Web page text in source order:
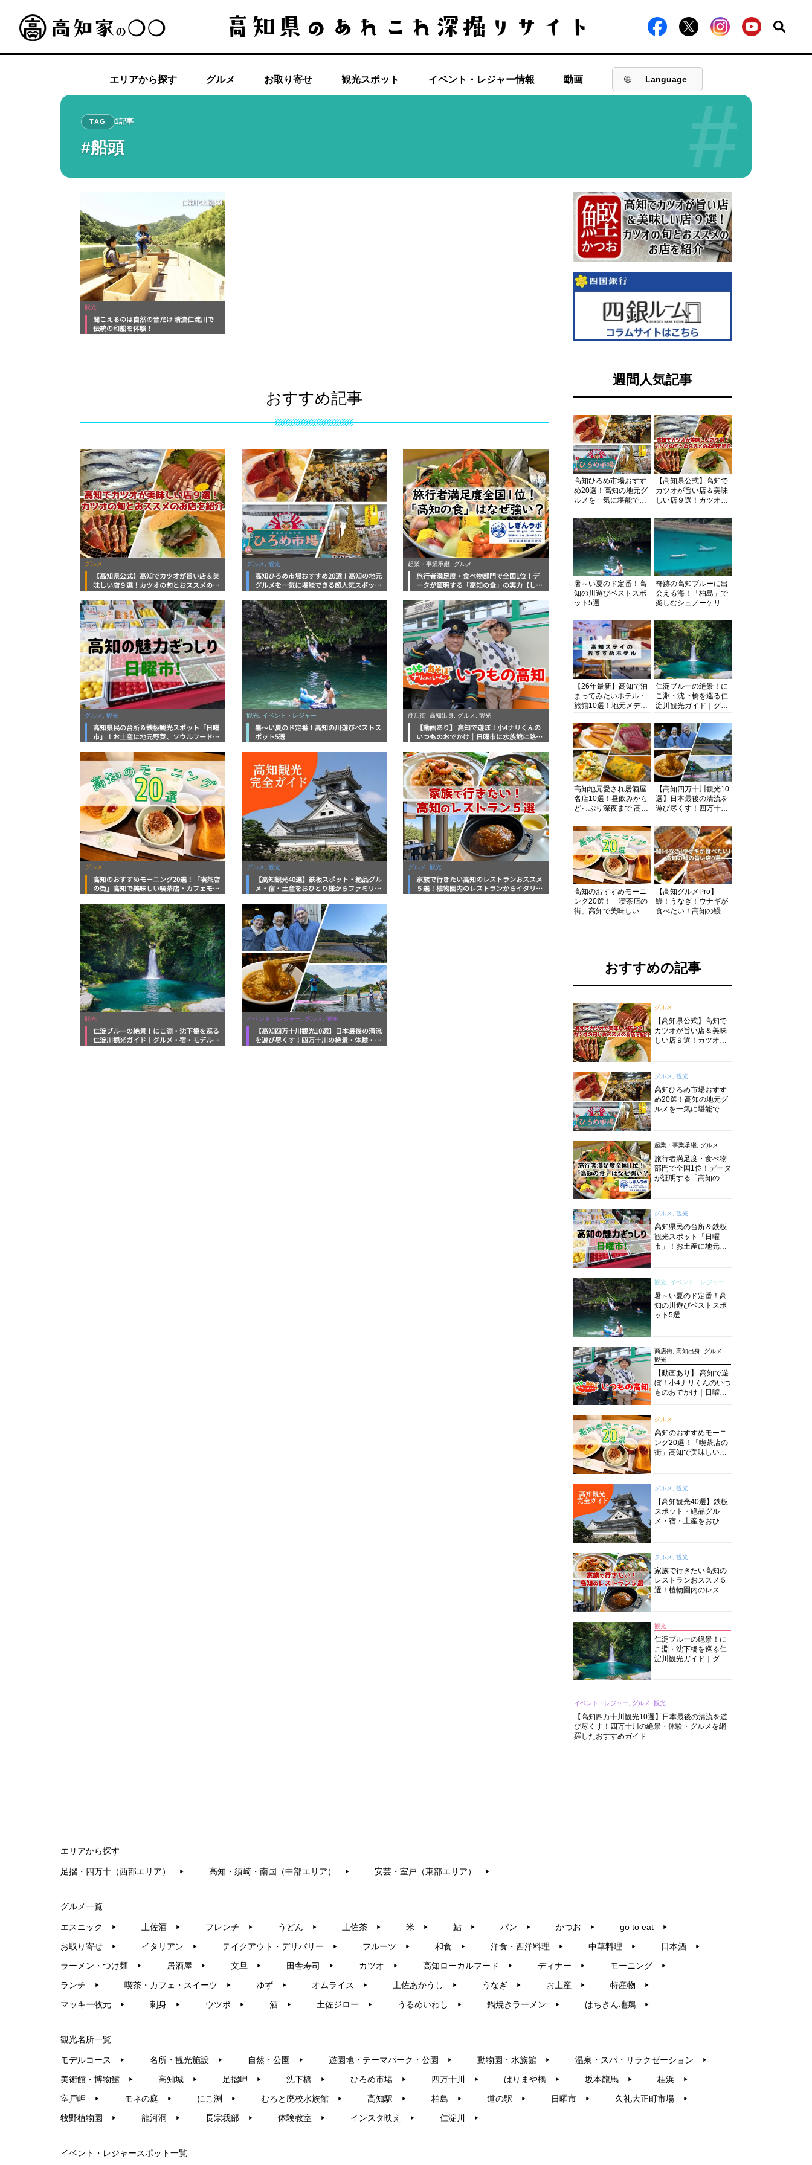
エリアから探す グルメ お取り寄せ 観光スポット イベント・レジャー情報 動画 Language
#
TAG 1記事
#船頭
観光
聞こえるのは自然の音だけ 清流仁淀川で
伝統の和船を体験！
おすすめ記事
グルメ
【高知県公式】高知でカツオが旨い店＆美
味しい店９選！カツオの旬とおススメのお
グルメ, 観光
高知ひろめ市場おすすめ20選！高知の地元
グルメを一気に堪能できる超人気スポット
起業・事業承継, グルメ
旅行者満足度・食べ物部門で全国1位！デ
ータが証明する「高知の食」の実力【しぎ
グルメ, 観光
高知県民の台所＆鉄板観光スポット「日曜
市」！お土産に地元野菜、ソウルフードま
底解説！
観光, イベント・レジャー
暑～い夏のド定番！高知の川遊びベストス
ポット5選
商店街, 高知出身, グルメ, 観光
【動画あり】 高知で遊ぼ！小4ナリくんの
いつものおでかけ｜日曜市に水族館に路面
グルメ
高知のおすすめモーニング20選！「喫茶店
の街」高知で美味しい喫茶店・カフェモー
グルメ, 観光
【高知観光40選】鉄板スポット・絶品グル
メ・宿・土産をおひとり様からファミリー
グルメ, 観光
家族で行きたい高知のレストランおススメ
５選！植物園内のレストランからイタリア
観光
仁淀ブルーの絶景！にこ淵・沈下橋を巡る
仁淀川観光ガイド｜グルメ・宿・モデルコ
イベント・レジャー, グルメ, 観光
【高知四万十川観光10選】日本最後の清流
を遊び尽くす！四万十川の絶景・体験・グ
週間人気記事
高知ひろめ市場おすす
め20選！高知の地元グ
ルメを一気に堪能でき
底解剖
【高知県公式】高知で
カツオが旨い店＆美味
しい店９選！カツオの
紹介
暑～い夏のド定番！高
知の川遊びベストスポ
ット5選
奇跡の高知ブルーに出
会える海！「柏島」で
楽しむシュノーケリン
浴にキャンプまで透明
度抜群の海の楽園を徹
底紹介
【26年最新】高知で泊
まってみたいホテル・
旅館10選！地元メディ
厳選
仁淀ブルーの絶景！に
こ淵・沈下橋を巡る仁
淀川観光ガイド｜グル
まで完全網羅！
高知地元愛され居酒屋
名店10選！昼飲みから
どっぷり深夜まで 高知
知グルメPro】
【高知四万十川観光10
選】日本最後の清流を
遊び尽くす！四万十川
を網羅したおすすめガ
イド
高知のおすすめモーニ
ング20選！「喫茶店の
街」高知で美味しい喫
【高知グルメPro】
鰻！うなぎ！ウナギが
食べたい！高知の鰻の
おすすめの記事
グルメ
【高知県公式】高知で
カツオが旨い店＆美味
しい店９選！カツオの
グルメ, 観光
高知ひろめ市場おすす
め20選！高知の地元グ
ルメを一気に堪能でき
起業・事業承継, グルメ
旅行者満足度・食べ物
部門で全国1位！データ
が証明する「高知の
グルメ, 観光
高知県民の台所＆鉄板
観光スポット「日曜
市」！お土産に地元野
説！
観光, イベント・レジャー
暑～い夏のド定番！高
知の川遊びベストスポ
ット5選
商店街, 高知出身, グルメ,
観光
【動画あり】 高知で遊
ぼ！小4ナリくんのいつ
ものおでかけ｜日曜市
グルメ
高知のおすすめモーニ
ング20選！「喫茶店の
街」高知で美味しい喫
グルメ, 観光
【高知観光40選】鉄板
スポット・絶品グル
メ・宿・土産をおひと
グルメ, 観光
家族で行きたい高知の
レストランおススメ５
選！植物園内のレスト
観光
仁淀ブルーの絶景！に
こ淵・沈下橋を巡る仁
淀川観光ガイド｜グル
イベント・レジャー, グルメ, 観光
【高知四万十川観光10選】日本最後の清流を遊
び尽くす！四万十川の絶景・体験・グルメを網
羅したおすすめガイド
エリアから探す
足摺・四万十（西部エリア） ▶︎ 高知・須崎・南国（中部エリア） ▶︎ 安芸・室戸（東部エリア） ▶︎
グルメ一覧
エスニック ▶︎ 土佐酒 ▶︎ フレンチ ▶︎ うどん ▶︎ 土佐茶 ▶︎ 米 ▶︎ 鮎 ▶︎ パン ▶︎ かつお ▶︎ go to eat ▶︎
お取り寄せ ▶︎ イタリアン ▶︎ テイクアウト・デリバリー ▶︎ フルーツ ▶︎ 和食 ▶︎ 洋食・西洋料理 ▶︎ 中華料理 ▶︎ 日本酒 ▶︎
ラーメン・つけ麺 ▶︎ 居酒屋 ▶︎ 文旦 ▶︎ 田舎寿司 ▶︎ カツオ ▶︎ 高知ローカルフード ▶︎ ディナー ▶︎ モーニング ▶︎
ランチ ▶︎ 喫茶・カフェ・スイーツ ▶︎ ゆず ▶︎ オムライス ▶︎ 土佐あかうし ▶︎ うなぎ ▶︎ お土産 ▶︎ 特産物 ▶︎
マッキー牧元 ▶︎ 刺身 ▶︎ ウツボ ▶︎ 酒 ▶︎ 土佐ジロー ▶︎ うるめいわし ▶︎ 鍋焼きラーメン ▶︎ はちきん地鶏 ▶︎
観光名所一覧
モデルコース ▶︎ 名所・観光施設 ▶︎ 自然・公園 ▶︎ 遊園地・テーマパーク・公園 ▶︎ 動物園・水族館 ▶︎ 温泉・スパ・リラクゼーション ▶︎
美術館・博物館 ▶︎ 高知城 ▶︎ 足摺岬 ▶︎ 沈下橋 ▶︎ ひろめ市場 ▶︎ 四万十川 ▶︎ はりまや橋 ▶︎ 坂本龍馬 ▶︎ 桂浜 ▶︎
室戸岬 ▶︎ モネの庭 ▶︎ にこ渕 ▶︎ むろと廃校水族館 ▶︎ 高知駅 ▶︎ 柏島 ▶︎ 道の駅 ▶︎ 日曜市 ▶︎ 久礼大正町市場 ▶︎
牧野植物園 ▶︎ 龍河洞 ▶︎ 長宗我部 ▶︎ 体験教室 ▶︎ インスタ映え ▶︎ 仁淀川 ▶︎
イベント・レジャースポット一覧